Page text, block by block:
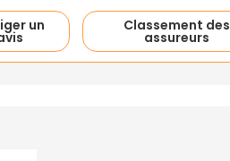
un Classement des
assureurs